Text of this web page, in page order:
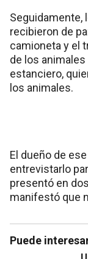
Seguidamente,
recibieron de
camioneta y el
de los
estanciero,
los animales.
El dueño de
entrevistarlo
presentó en
manifestó que
Puede